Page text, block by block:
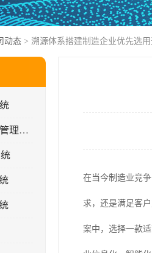
动态 > 溯源体系搭建制造企业优先选
MXK-WMS仓储管理系统
在当今制造业竞
求，还是满足客
案中，选择一款